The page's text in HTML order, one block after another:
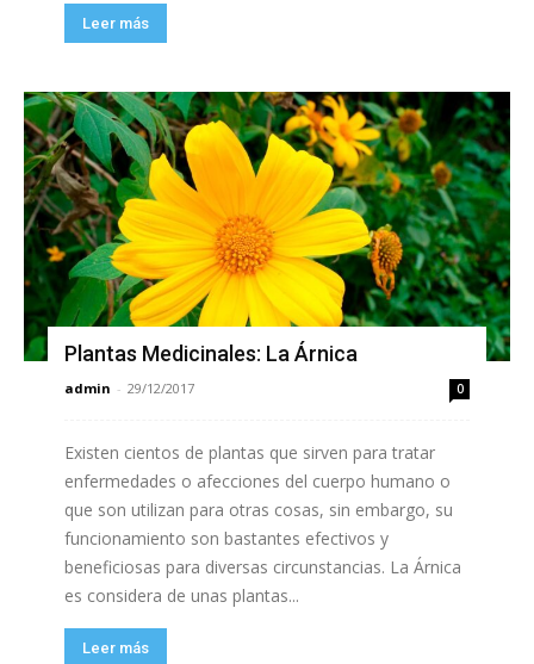
Leer más
Plantas Medicinales: La Árnica
admin - 29/12/2017 0
Existen cientos de plantas que sirven para tratar
enfermedades o afecciones del cuerpo humano o
que son utilizan para otras cosas, sin embargo, su
funcionamiento son bastantes efectivos y
beneficiosas para diversas circunstancias. La Árnica
es considera de unas plantas...
Leer más